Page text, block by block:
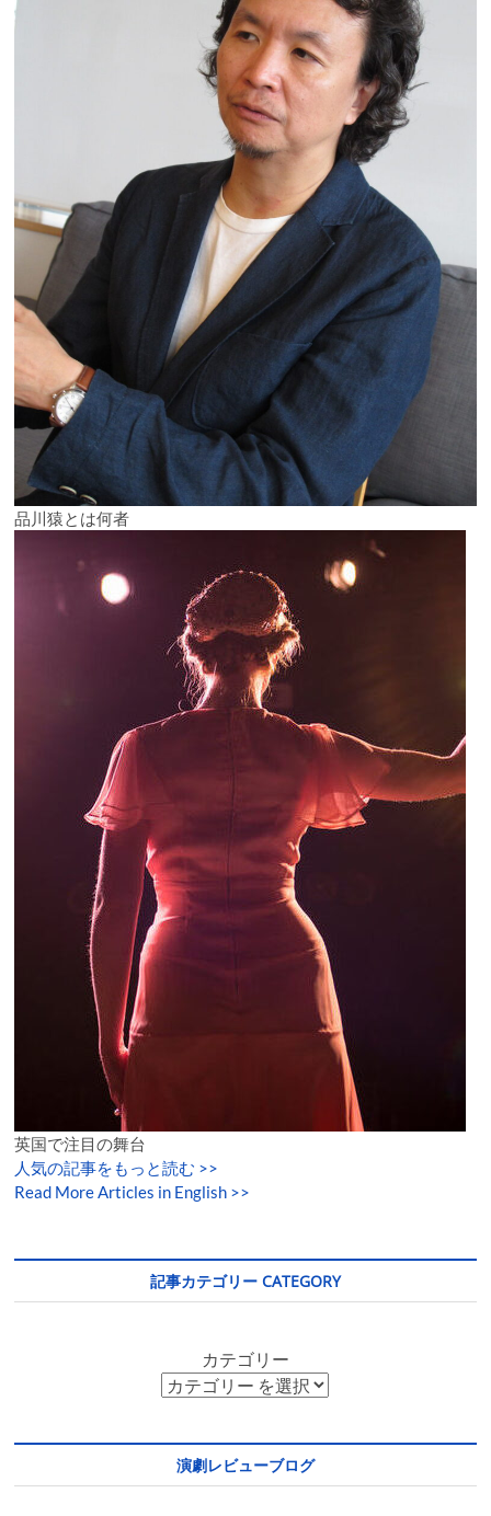
品川猿とは何者
英国で注目の舞台
人気の記事をもっと読む >>
Read More Articles in English >>
記事カテゴリー CATEGORY
カテゴリー
演劇レビューブログ